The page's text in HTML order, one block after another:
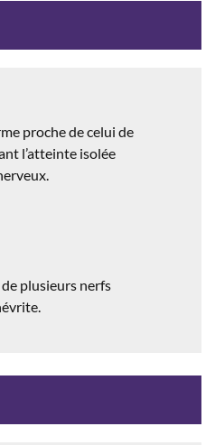
proche de celui de
l’atteinte isolée
de plusieurs nerfs